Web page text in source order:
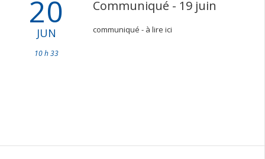
20
JUN
10 h 33
Communiqué - 19 juin
communiqué - à lire ici